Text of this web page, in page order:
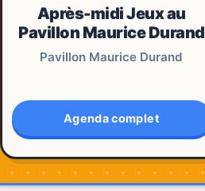
Après-midi Jeux au
Pavillon Maurice Durand
Pavillon Maurice Durand
Agenda complet